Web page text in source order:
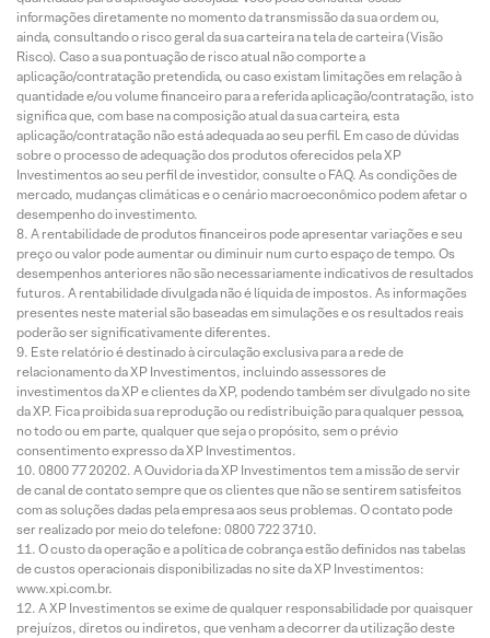
informações diretamente no momento da transmissão da sua ordem ou,
ainda, consultando o risco geral da sua carteira na tela de carteira (Visão
Risco). Caso a sua pontuação de risco atual não comporte a
aplicação/contratação pretendida, ou caso existam limitações em relação à
quantidade e/ou volume financeiro para a referida aplicação/contratação, isto
significa que, com base na composição atual da sua carteira, esta
aplicação/contratação não está adequada ao seu perfil. Em caso de dúvidas
sobre o processo de adequação dos produtos oferecidos pela XP
Investimentos ao seu perfil de investidor, consulte o FAQ. As condições de
mercado, mudanças climáticas e o cenário macroeconômico podem afetar o
desempenho do investimento.
A rentabilidade de produtos financeiros pode apresentar variações e seu
preço ou valor pode aumentar ou diminuir num curto espaço de tempo. Os
desempenhos anteriores não são necessariamente indicativos de resultados
futuros. A rentabilidade divulgada não é líquida de impostos. As informações
presentes neste material são baseadas em simulações e os resultados reais
poderão ser significativamente diferentes.
Este relatório é destinado à circulação exclusiva para a rede de
relacionamento da XP Investimentos, incluindo assessores de
investimentos da XP e clientes da XP, podendo também ser divulgado no site
da XP. Fica proibida sua reprodução ou redistribuição para qualquer pessoa,
no todo ou em parte, qualquer que seja o propósito, sem o prévio
consentimento expresso da XP Investimentos.
0800 77 20202. A Ouvidoria da XP Investimentos tem a missão de servir
de canal de contato sempre que os clientes que não se sentirem satisfeitos
com as soluções dadas pela empresa aos seus problemas. O contato pode
ser realizado por meio do telefone: 0800 722 3710.
O custo da operação e a política de cobrança estão definidos nas tabelas
de custos operacionais disponibilizadas no site da XP Investimentos:
www.xpi.com.br.
A XP Investimentos se exime de qualquer responsabilidade por quaisquer
prejuízos, diretos ou indiretos, que venham a decorrer da utilização deste